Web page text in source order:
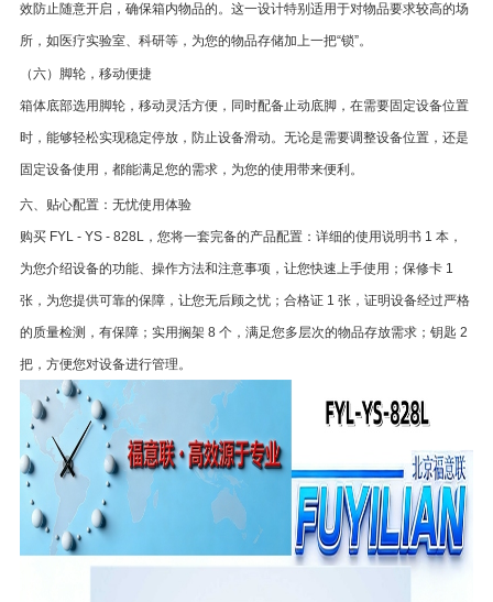
效防止随意开启，确保箱内物品的。这一设计特别适用于对物品要求较高的场
所，如医疗实验室、科研等，为您的物品存储加上一把“锁”。
（六）脚轮，移动便捷
箱体底部选用脚轮，移动灵活方便，同时配备止动底脚，在需要固定设备位置
时，能够轻松实现稳定停放，防止设备滑动。无论是需要调整设备位置，还是
固定设备使用，都能满足您的需求，为您的使用带来便利。
六、贴心配置：无忧使用体验
购买 FYL - YS - 828L，您将一套完备的产品配置：详细的使用说明书 1 本，
为您介绍设备的功能、操作方法和注意事项，让您快速上手使用；保修卡 1
张，为您提供可靠的保障，让您无后顾之忧；合格证 1 张，证明设备经过严格
的质量检测，有保障；实用搁架 8 个，满足您多层次的物品存放需求；钥匙 2
把，方便您对设备进行管理。